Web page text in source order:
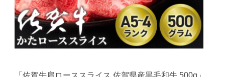
「佐賀牛肩ローススライス 佐賀県産黒毛和牛 500g」